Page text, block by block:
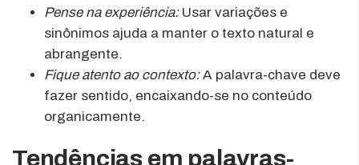
Pense na experiência:Usar variações e
sinônimos ajuda a manter o texto natural e
abrangente.
Fique atento ao contexto:A palavra-chave deve
fazer sentido, encaixando-se no conteúdo
organicamente.
Tendências em palavras-